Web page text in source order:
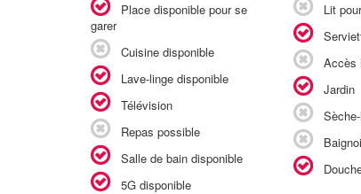
Place disponible pour se
garer
Cuisine disponible
Lave-linge disponible
Télévision
Repas possible
Salle de bain disponible
5G disponible
Lit
Accès
Jardin